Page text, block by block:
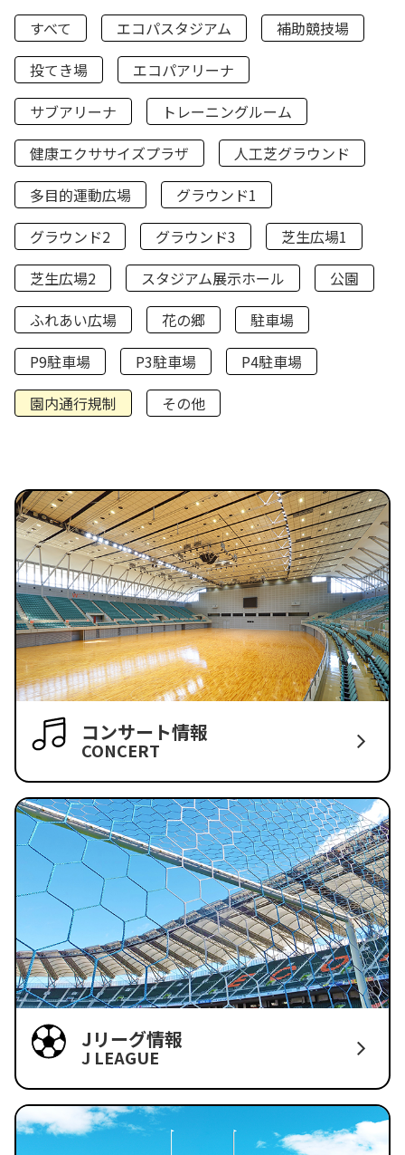
すべて エコパスタジアム
補助競技場
投てき場
エコパアリーナ
サブアリーナ
トレーニングルーム
健康エクササイズプラザ
人工芝グラウンド
多目的運動広場
グラウンド1
グラウンド2
グラウンド3
芝生広場1
芝生広場2
スタジアム展示ホール
公園
ふれあい広場
花の郷
駐車場
P9駐車場
P3駐車場
P4駐車場
園内通行規制
その他
コンサート情報
CONCERT
Jリーグ情報
J LEAGUE